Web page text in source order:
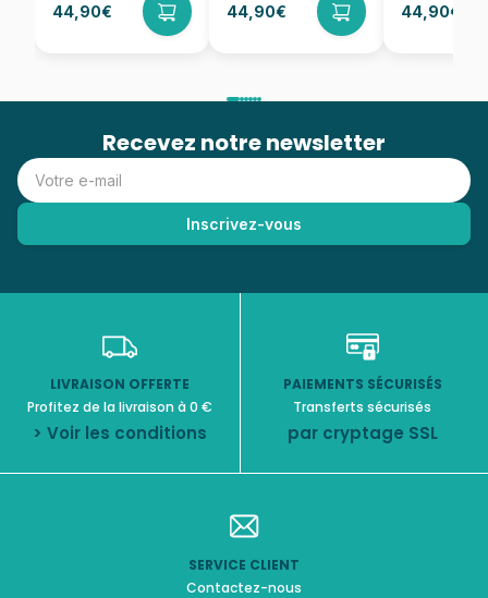
44,90€ 44,90€ 44,90€
Recevez notre newsletter
LIVRAISON OFFERTE
Profitez de la livraison à 0 €
> Voir les conditions
PAIEMENTS SÉCURISÉS
Transferts sécurisés
par cryptage SSL
SERVICE CLIENT
Contactez-nous